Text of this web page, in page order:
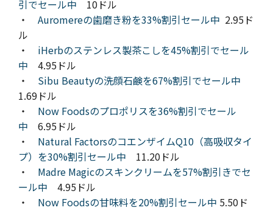
引でセール中 10ドル
・ Auromereの歯磨き粉を33%割引セール中 2.95ド
ル
・ iHerbのステンレス製茶こしを45%割引でセール
中 4.95ドル
・ Sibu Beautyの洗顔石鹸を67%割引でセール中
1.69ドル
・ Now Foodsのプロポリスを36%割引でセール
中 6.95ドル
・ Natural FactorsのコエンザイムQ10（高吸収タイ
プ）を30%割引セール中 11.20ドル
・ Madre Magicのスキンクリームを57%割引きでセ
ール中 4.95ドル
・ Now Foodsの甘味料を20%割引セール中 5.50ド